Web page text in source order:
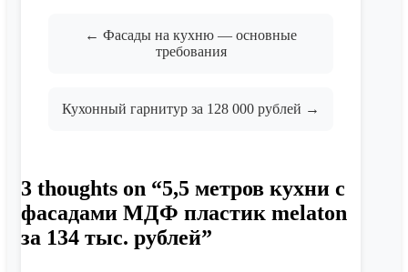
← Фасады на кухню — основные
требования
Кухонный гарнитур за 128 000 рублей →
3 thoughts on “5,5 метров кухни с
фасадами МДФ пластик melaton
за 134 тыс. рублей”